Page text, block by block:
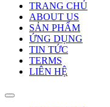
TRANG CHỦ
ABOUT US
SẢN PHẨM
ỨNG DỤNG
TIN TỨC
TERMS
LIÊN HỆ